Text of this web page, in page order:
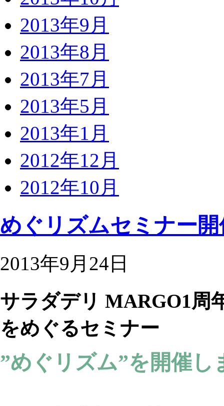
2013年9月
2013年8月
2013年7月
2013年5月
2013年1月
2012年12月
2012年10月
めぐリズムセミナー
2013年9月24日
サラダデリ MARGO1周
をめぐるセミナー
”めぐリズム”を開催し